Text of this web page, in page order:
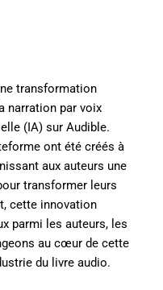
transformation
narration par voix
(IA) sur Audible.
ont été créés à
aux auteurs une
transformer leurs
cette innovation
parmi les auteurs, les
au cœur de cette
du livre audio.